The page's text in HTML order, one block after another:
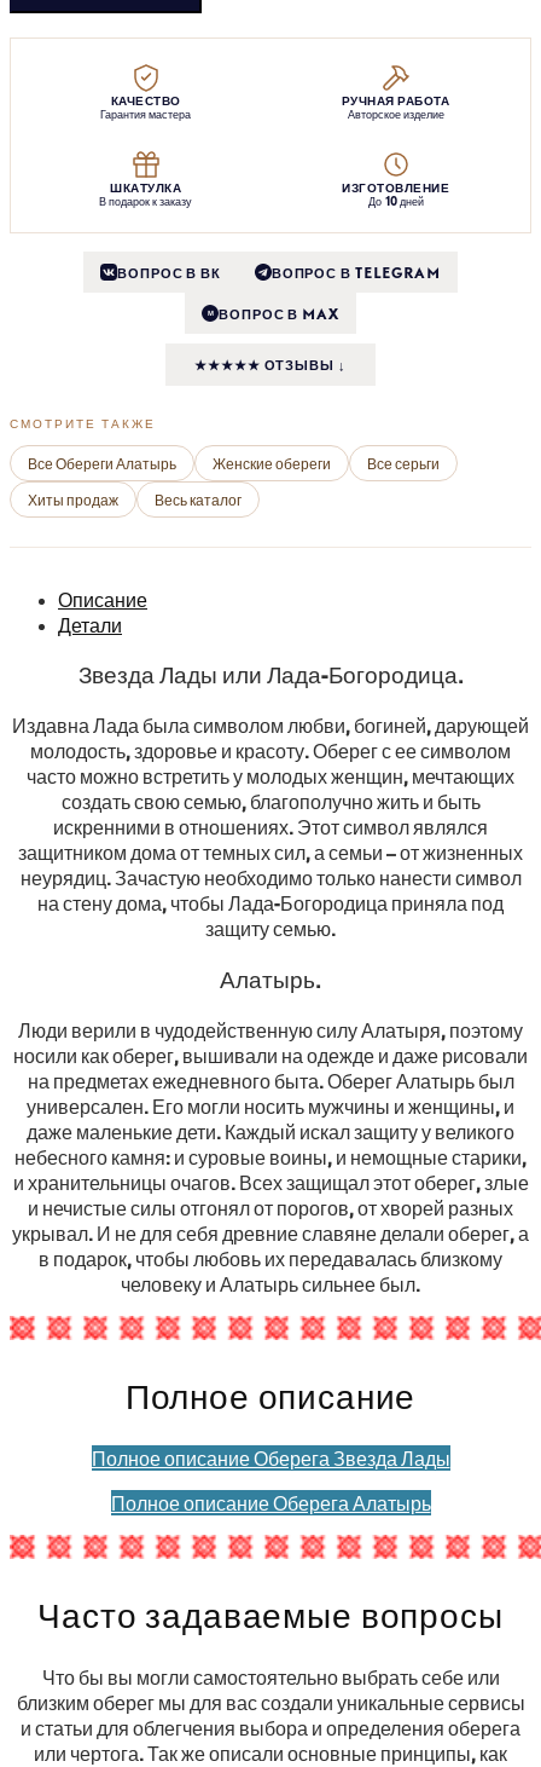
КАЧЕСТВО
Гарантия мастера
РУЧНАЯ РАБОТА
Авторское изделие
ШКАТУЛКА
В подарок к заказу
ИЗГОТОВЛЕНИЕ
До 10 дней
ВОПРОС В ВК ВОПРОС В TELEGRAM
M ВОПРОС В MAX
★★★★★ ОТЗЫВЫ ↓
СМОТРИТЕ ТАКЖЕ
Все Обереги Алатырь Женские обереги
Все серьги
Хиты продаж
Весь каталог
Описание
Детали
Звезда Лады или Лада-Богородица.
Издавна Лада была символом любви, богиней, дарующей
молодость, здоровье и красоту. Оберег с ее символом
часто можно встретить у молодых женщин, мечтающих
создать свою семью, благополучно жить и быть
искренними в отношениях. Этот символ являлся
защитником дома от темных сил, а семьи – от жизненных
неурядиц. Зачастую необходимо только нанести символ
на стену дома, чтобы Лада-Богородица приняла под
защиту семью.
Алатырь.
Люди верили в чудодейственную силу Алатыря, поэтому
носили как оберег, вышивали на одежде и даже рисовали
на предметах ежедневного быта. Оберег Алатырь был
универсален. Его могли носить мужчины и женщины, и
даже маленькие дети. Каждый искал защиту у великого
небесного камня: и суровые воины, и немощные старики,
и хранительницы очагов. Всех защищал этот оберег, злые
и нечистые силы отгонял от порогов, от хворей разных
укрывал. И не для себя древние славяне делали оберег, а
в подарок, чтобы любовь их передавалась близкому
человеку и Алатырь сильнее был.
Полное описание
Полное описание Оберега Звезда Лады
Полное описание Оберега Алатырь
Часто задаваемые вопросы
Что бы вы могли самостоятельно выбрать себе или
близким оберег мы для вас создали уникальные сервисы
и статьи для облегчения выбора и определения оберега
или чертога. Так же описали основные принципы, как